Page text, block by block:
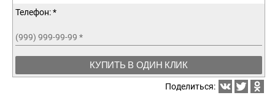
Телефон: *
(999) 999-99-99 *
КУПИТЬ В ОДИН КЛИК
Поделиться: